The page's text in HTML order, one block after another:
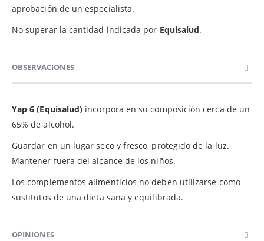
aprobación de un especialista.
No superar la cantidad indicada por Equisalud.
OBSERVACIONES
Yap 6 (Equisalud) incorpora en su composición cerca de un
65% de alcohol.
Guardar en un lugar seco y fresco, protegido de la luz.
Mantener fuera del alcance de los niños.
Los complementos alimenticios no deben utilizarse como
sustitutos de una dieta sana y equilibrada.
OPINIONES